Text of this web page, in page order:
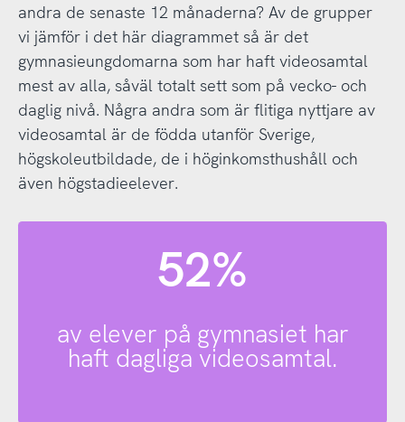
andra de senaste 12 månaderna? Av de grupper
vi jämför i det här diagrammet så är det
gymnasieungdomarna som har haft videosamtal
mest av alla, såväl totalt sett som på vecko- och
daglig nivå. Några andra som är flitiga nyttjare av
videosamtal är de födda utanför Sverige,
högskoleutbildade, de i höginkomsthushåll och
även högstadieelever.
52%
av elever på gymnasiet har
haft dagliga videosamtal.